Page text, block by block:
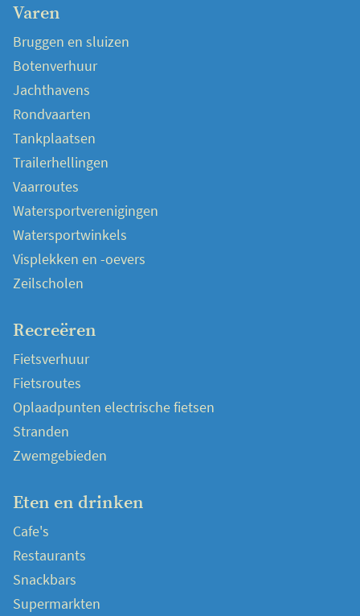
Varen
Bruggen en sluizen
Botenverhuur
Jachthavens
Rondvaarten
Tankplaatsen
Trailerhellingen
Vaarroutes
Watersportverenigingen
Watersportwinkels
Visplekken en -oevers
Zeilscholen
Recreëren
Fietsverhuur
Fietsroutes
Oplaadpunten electrische fietsen
Stranden
Zwemgebieden
Eten en drinken
Cafe's
Restaurants
Snackbars
Supermarkten